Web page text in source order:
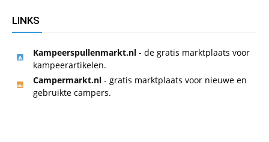
LINKS
Kampeerspullenmarkt.nl - de gratis marktplaats voor
kampeerartikelen.
Campermarkt.nl - gratis marktplaats voor nieuwe en
gebruikte campers.